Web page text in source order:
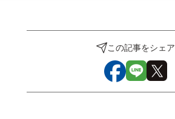
この記事をシェア